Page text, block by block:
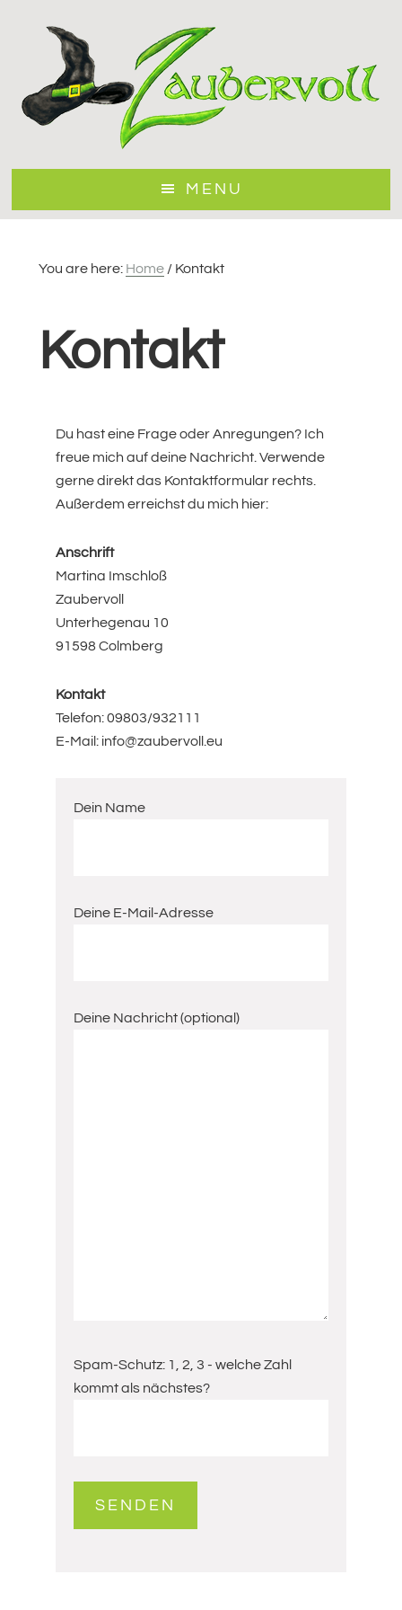
content
MENU
You are here: Home / Kontakt
Kontakt
Du hast eine Frage oder Anregungen? Ich
freue mich auf deine Nachricht. Verwende
gerne direkt das Kontaktformular rechts.
Außerdem erreichst du mich hier:
Anschrift
Martina Imschloß
Zaubervoll
Unterhegenau 10
91598 Colmberg
Kontakt
Telefon: 09803/932111
E-Mail: info@zaubervoll.eu
Dein Name
Deine E-Mail-Adresse
Deine Nachricht (optional)
Spam-Schutz: 1, 2, 3 - welche Zahl
kommt als nächstes?